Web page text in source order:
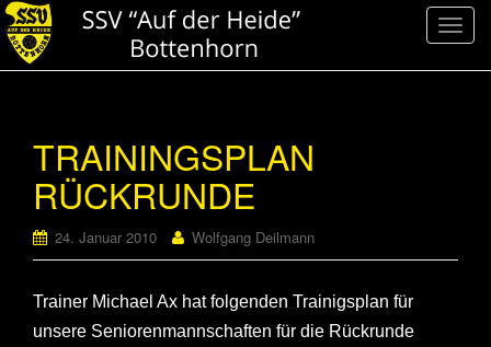
S
v
TRAININGSPLAN
RÜCKRUNDE
24. Januar 2010 Wolfgang Deilmann
Trainer Michael Ax hat folgenden Trainigsplan für
unsere Seniorenmannschaften für die Rückrunde